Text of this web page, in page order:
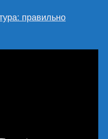
правильно